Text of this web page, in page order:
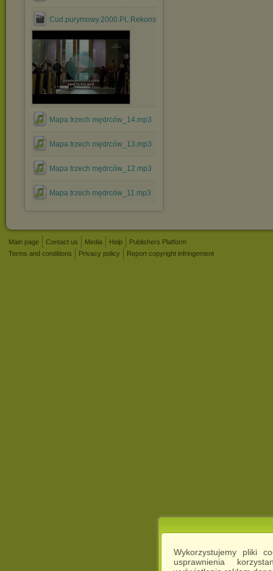
Wykorzystujemy pliki
usprawnienia
Mapa trzech mędrców_14.mp3
Mapa trzech mędrców_13.mp3
Mapa trzech mędrców_12.mp3
Mapa trzech mędrców_11.mp3
Main page Contact us Media Help
Publishers Platform
Terms and conditions
Privacy policy Report copyright infringement